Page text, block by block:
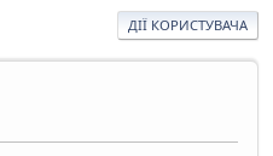
ДІЇ КОРИСТУВАЧА